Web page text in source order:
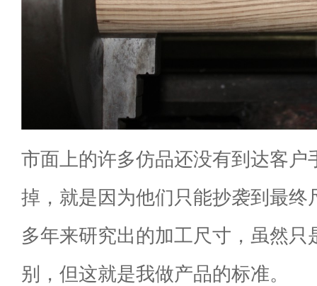
市面上的许多仿品还没有到达客户
掉，就是因为他们只能抄袭到最终
多年来研究出的加工尺寸，虽然只
别，但这就是我做产品的标准。